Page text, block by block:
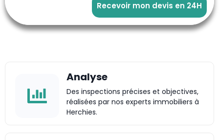
Recevoir mon devis en 24H
Analyse
Des inspections précises et objectives,
réalisées par nos experts immobiliers à
Herchies.